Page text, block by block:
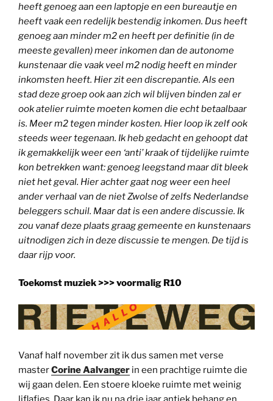
heeft genoeg aan een laptopje en een bureautje en
heeft vaak een redelijk bestendig inkomen. Dus heeft
genoeg aan minder m2 en heeft per definitie (in de
meeste gevallen) meer inkomen dan de autonome
kunstenaar die vaak veel m2 nodig heeft en minder
inkomsten heeft. Hier zit een discrepantie. Als een
stad deze groep ook aan zich wil blijven binden zal er
ook atelier ruimte moeten komen die echt betaalbaar
is. Meer m2 tegen minder kosten. Hier loop ik zelf ook
steeds weer tegenaan. Ik heb gedacht en gehoopt dat
ik gemakkelijk weer een ‘anti’ kraak of tijdelijke ruimte
kon betrekken want: genoeg leegstand maar dit bleek
niet het geval. Hier achter gaat nog weer een heel
ander verhaal van de niet Zwolse of zelfs Nederlandse
beleggers schuil. Maar dat is een andere discussie. Ik
zou vanaf deze plaats graag gemeente en kunstenaars
uitnodigen zich in deze discussie te mengen. De tijd is
daar rijp voor.
Toekomst muziek >>> voormalig R10
Vanaf half november zit ik dus samen met verse
masterCorine Aalvanger in een prachtige ruimte die
wij gaan delen. Een stoere kloeke ruimte met weinig